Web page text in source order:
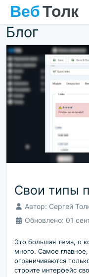
Блог
Свои типы
Автор: Сергей
Обновлено: 01
Это большая тема, о
много. Самое
ограничиваются
строите интерфейс